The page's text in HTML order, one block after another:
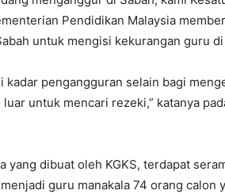
Pendidikan Malaysia
untuk mengisi kekurangan guru
kadar pengangguran selain bagi
untuk mencari rezeki,” katanya
dibuat oleh KGKS, terdapat
guru manakala 74 orang calon